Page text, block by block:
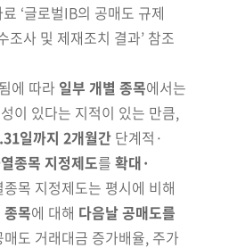
‘글로벌IB의 공매도 규제
조사 및 제재조치 결과’ 참조
에 따라 일부 개별 종목에서는
이 있다는 지적이 있는 만큼,
일까지 2개월간 단계적·
종목 지정제도를 확대·
종목 지정제도는 평시에 비해
종목에 대해 다음날공매도를
도 거래대금 증가배율, 주가